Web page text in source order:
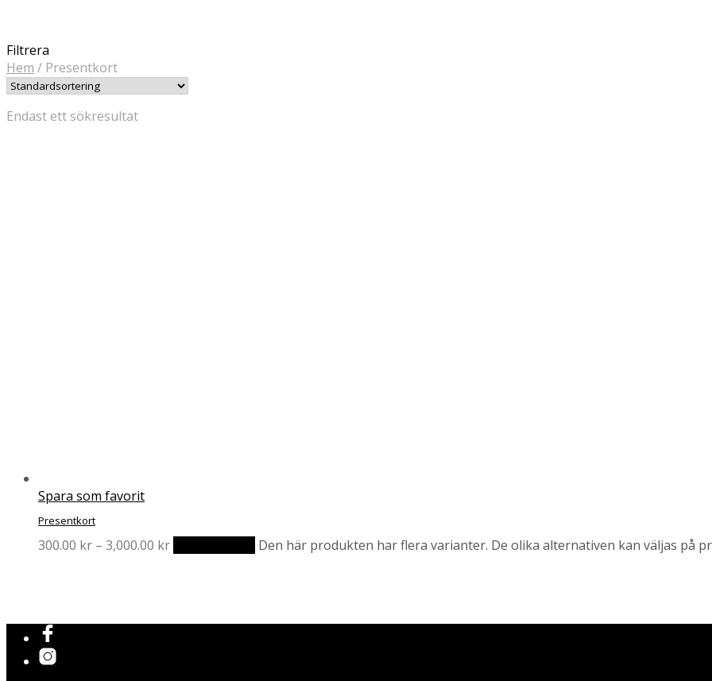
Filtrera
Hem / Presentkort
Endast ett sökresultat
Spara som favorit
Presentkort
300.00 kr – 3,000.00 kr Den här produkten har flera varianter. De olika alternativen kan väljas på